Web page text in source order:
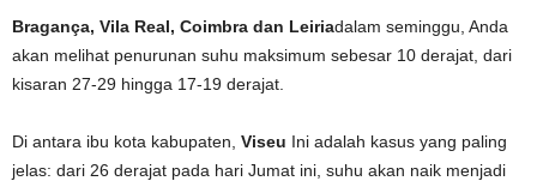
Bragança, Vila Real, Coimbra dan Leiriadalam seminggu, Anda
akan melihat penurunan suhu maksimum sebesar 10 derajat, dari
kisaran 27-29 hingga 17-19 derajat.
Di antara ibu kota kabupaten, Viseu Ini adalah kasus yang paling
jelas: dari 26 derajat pada hari Jumat ini, suhu akan naik menjadi